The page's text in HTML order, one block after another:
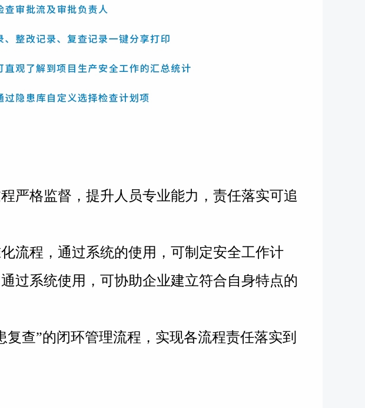
严格监督，提升人员专业能力，责任落实可追
流程，通过系统的使用，可制定安全工作计
过系统使用，可协助企业建立符合自身特点的
查”的闭环管理流程，实现各流程责任落实到